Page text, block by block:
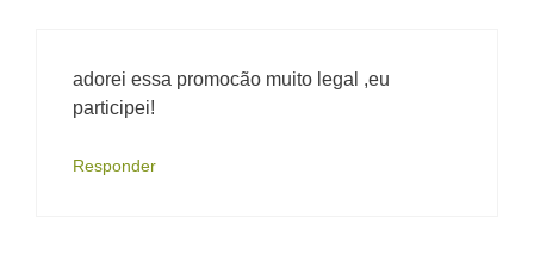
adorei essa promocão muito legal ,eu
participei!
Responder